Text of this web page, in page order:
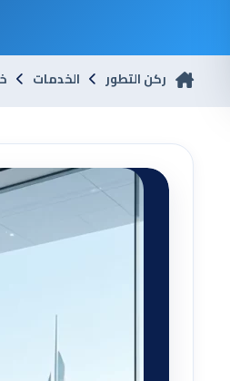
ركن التطور الخدمات